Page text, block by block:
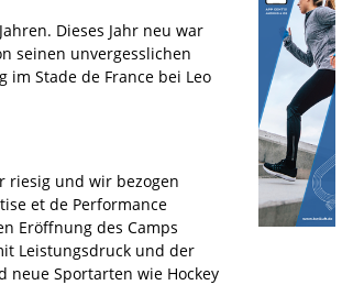
Dieses Jahr neu war
seinen unvergesslichen
Stade de France bei Leo
riesig und wir bezogen
et de Performance
Eröffnung des Camps
Leistungsdruck und der
neue Sportarten wie Hockey